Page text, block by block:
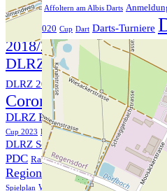
2017/2018 Affoltern am Albis Darts
Barrage 2020 Cup Dart Darts-Turniere
2018/2019 DLRZ 2019/
DLRZ 2021/2022
DLRZ
DLRZ 2024/2025 DLRZ 2025/2026
Coronavirus
DLRZ
DLRZ Regional-Cup 2020 DLRZ
Cup 2023 DLRZ Regional-Cup 2024 DLRZ
DLRZ Schutzkonzept Liga Meister
PDC Rabä Darter Rangers
Regional-Cup 2019
Spielplan WDF Weltmeisterschaft